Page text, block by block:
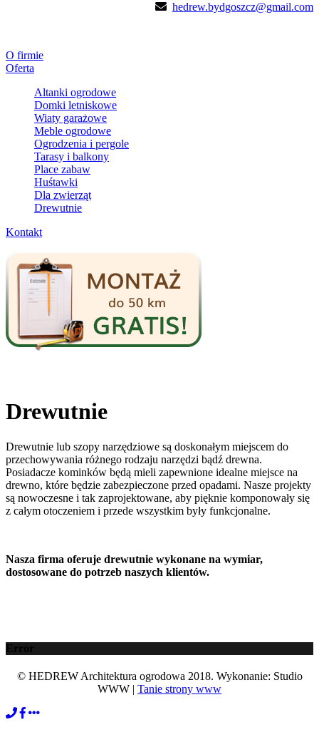
hedrew.bydgoszcz@gmail.com
O firmie
Oferta
Altanki ogrodowe
Domki letniskowe
Wiaty garażowe
Meble ogrodowe
Ogrodzenia i pergole
Tarasy i balkony
Place zabaw
Huśtawki
Dla zwierząt
Drewutnie
Kontakt
Drewutnie
Drewutnie lub szopy narzędziowe są doskonałym miejscem do
przechowywania różnego rodzaju narzędzi bądź drewna.
Posiadacze kominków będą mieli zapewnione idealne miejsce na
drewno, które będzie zabezpieczone przed opadami. Nasze projekty
są nowoczesne i tak zaprojektowane, aby pięknie komponowały się
z całym otoczeniem i przede wszystkim były funkcjonalne.
Nasza firma oferuje drewutnie wykonane na wymiar,
dostosowane do potrzeb naszych klientów.
Error
© HEDREW Architektura ogrodowa 2018. Wykonanie: Studio
WWW | Tanie strony www